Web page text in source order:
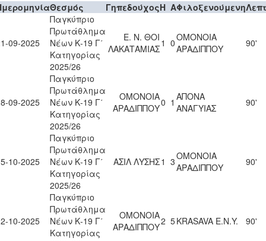
Θεσμός ΓηπεδούχοςH AΦιλοξενούμενη
09-2025
Παγκύπριο
Πρωτάθλημα
Νέων Κ-19 Γ΄
Κατηγορίας
2025/26
Ε. Ν. ΘΟΙ
ΛΑΚΑΤΑΜΙΑΣ1 0ΟΜΟΝΟΙΑ
ΑΡΑΔΙΠΠΟΥ
90'
09-2025
Παγκύπριο
Πρωτάθλημα
Νέων Κ-19 Γ΄
Κατηγορίας
2025/26
ΟΜΟΝΟΙΑ
ΑΡΑΔΙΠΠΟΥ0 1 ΑΠΟΝΑ
ΑΝΑΓΥΙΑΣ
90'
10-2025
Παγκύπριο
Πρωτάθλημα
Νέων Κ-19 Γ΄
Κατηγορίας
2025/26
ΑΣΙΛ ΛΥΣΗΣ1 3ΟΜΟΝΟΙΑ
ΑΡΑΔΙΠΠΟΥ
90'
10-2025
Παγκύπριο
Πρωτάθλημα
Νέων Κ-19 Γ΄
Κατηγορίας
ΟΜΟΝΟΙΑ
ΑΡΑΔΙΠΠΟΥ2 5KRASAVA Ε.Ν.Y. 90'